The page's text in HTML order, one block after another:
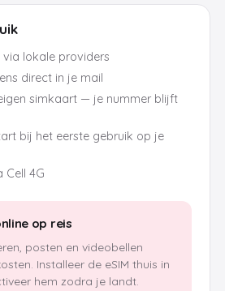
lokale providers
direct in je mail
simkaart — je nummer blijft
bij het eerste gebruik op je
Cell 4G
op reis
posten en videobellen
Installeer de eSIM thuis in
hem zodra je landt.